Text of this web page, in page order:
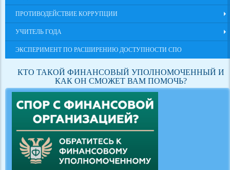
ПРОТИВОДЕЙСТВИЕ КОРРУПЦИИ
УЧИТЕЛЬ ГОДА
ЭКСПЕРИМЕНТ ПО РАСШИРЕНИЮ ДОСТУПНОСТИ СПО
КТО ТАКОЙ ФИНАНСОВЫЙ УПОЛНОМОЧЕННЫЙ И
КАК ОН СМОЖЕТ ВАМ ПОМОЧЬ?